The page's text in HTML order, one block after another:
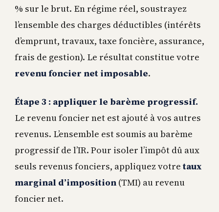
% sur le brut. En régime réel, soustrayez
l’ensemble des charges déductibles (intérêts
d’emprunt, travaux, taxe foncière, assurance,
frais de gestion). Le résultat constitue votre
revenu foncier net imposable.
Étape 3 : appliquer le barème progressif.
Le revenu foncier net est ajouté à vos autres
revenus. L’ensemble est soumis au barème
progressif de l’IR. Pour isoler l’impôt dû aux
seuls revenus fonciers, appliquez votretaux
marginal d’imposition(TMI) au revenu
foncier net.